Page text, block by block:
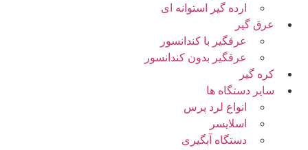
ارده گیر استوانه ای
عرق گیر
عرقگیر با کندانسور
عرقگیر بدون کندانسور
کره گیر
سایر دستگاه ها
انواع لرد پرس
اسلایسر
دستگاه آبگیری